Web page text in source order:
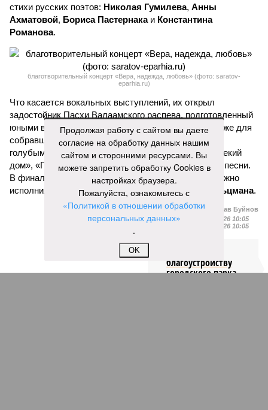
стихи русских поэтов: Николая Гумилева, Анны
Ахматовой, Бориса Пастернакаи Константина
Романова.
благотворительный концерт «Вера, надежда, любовь» (фото: saratov-
eparhia.ru)
Что касается вокальных выступлений, их открыл
задостойник Пасхи Валаамского распева, подготовленный
юными вокалистами Образовательного центра. Также для
собравшихся прозвучали композиции «Над небом
голубым», «За рекой», «Все зависит от Бога», «Далекий
дом», «Главное на свете – это наши дети» и другие песни.
В финальной части мероприятия все участники дружно
исполнили песню «Мир дому твоему»Оскара Фельцмана.
Вячеслав Буйнов
Опубликовано:
17.05.2026 10:05
17.05.2026 10:05
благоустройству
городского парка
Продолжая работу с сайтом вы даете
согласие на обработку данных нашим
сайтом и сторонними ресурсами. Вы
можете запретить обработку Cookies в
настройках браузера.
Пожалуйста, ознакомьтесь с
«Политикой в отношении обработки
персональных данных»
.
OK